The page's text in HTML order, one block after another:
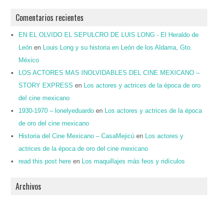
Comentarios recientes
EN EL OLVIDO EL SEPULCRO DE LUIS LONG - El Heraldo de
León en
Louis Long y su historia en León de los Aldama, Gto.
México
LOS ACTORES MAS INOLVIDABLES DEL CINE MEXICANO –
STORY EXPRESS en
Los actores y actrices de la época de oro
del cine mexicano
1930-1970 – lonelyeduardo en
Los actores y actrices de la época
de oro del cine mexicano
Historia del Cine Mexicano – CasaMejicú en
Los actores y
actrices de la época de oro del cine mexicano
read this post here en Los maquillajes más feos y ridículos
Archivos